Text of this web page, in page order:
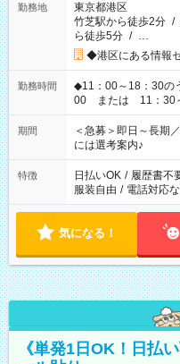
勤務地
東京都港区
竹芝駅から徒歩2分 /
ら徒歩5分 / …
◆港区にある情報
勤務時間
◆11：00～18：30の
00 または 11：30～18：30 。*。ブラ
ば前職が、 在宅/財団
スタッフ スイーツ販
業界から入社して活
期間
＜急募＞即日～長期
には選考案内♪
特徴 日払いOK / 履歴書不
服装自由 / 電話対応
気になる！
《単発1日OK！日払